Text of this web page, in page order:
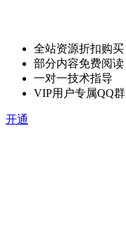
全站资源折扣购买
部分内容免费阅读
一对一技术指导
VIP用户专属QQ群
开通